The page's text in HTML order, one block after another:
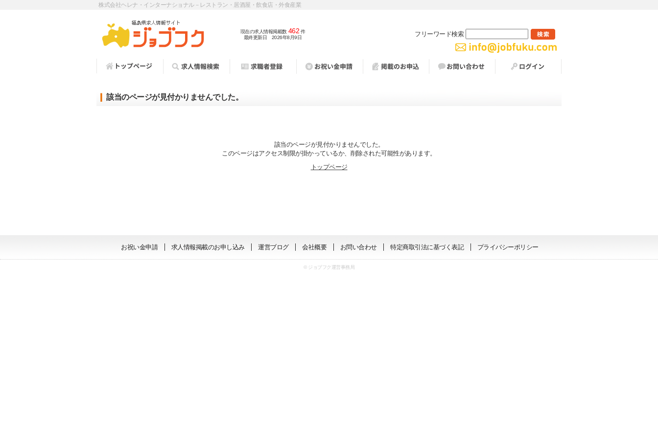
株式会社ヘレナ・インターナショナル－レストラン・居酒屋・飲食店・外食産業
現在の求人情報掲載数 462 件
最終更新日 2026年8月9日
フリーワード検索
該当のページが見付かりませんでした。
該当のページが見付かりませんでした。
このページはアクセス制限が掛かっているか、削除された可能性があります。
トップページ
お祝い金申請 求人情報掲載のお申し込み 運営ブログ 会社概要 お問い合わせ 特定商取引法に基づく表記 プライバシーポリシー
© ジョブフク運営事務局